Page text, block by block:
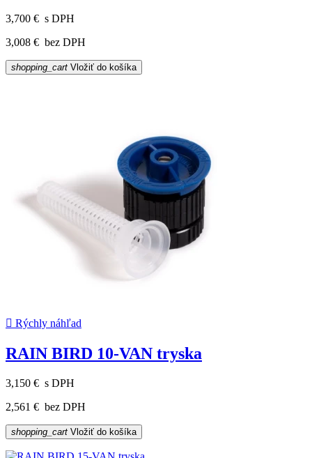
3,700 € s DPH
3,008 € bez DPH
shopping_cart Vložiť do košíka
 Rýchly náhľad
RAIN BIRD 10-VAN tryska
3,150 € s DPH
2,561 € bez DPH
shopping_cart Vložiť do košíka